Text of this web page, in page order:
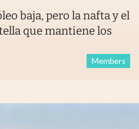
baja, pero la nafta y el
que mantiene los
Members